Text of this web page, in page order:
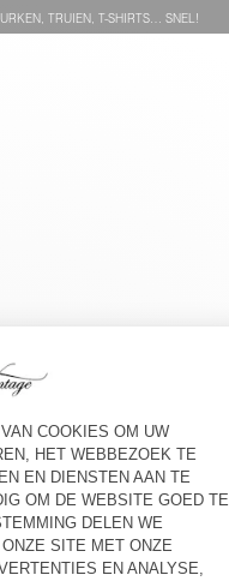
TRUIEN, T-SHIRTS… SNEL!